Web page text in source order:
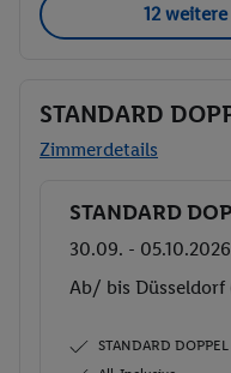
12
STANDARD
Zimmerdetails
Buchen
STANDARD
30.09. - 05.10.2026
Ab/ bis Düsseldorf
STANDARD